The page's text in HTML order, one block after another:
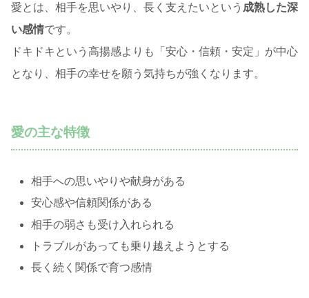
愛とは、相手を思いやり、長く支えたいという 成熟した深
い感情です。
ドキドキという高揚感よりも「安心・信頼・安定」が中心
となり、相手の幸せを願う気持ちが強くなります。
愛の主な特徴
相手への思いやりや献身がある
安心感や信頼関係がある
相手の弱さも受け入れられる
トラブルがあっても乗り越えようとする
長く続く関係で育つ感情